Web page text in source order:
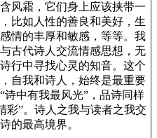
风霜，它们身上应该挟带一
比如人性的善良和美好，生
情的丰厚和敏感，等等。我
古代诗人交流情感思想，无
行中寻找心灵的知音。这个
自我和诗人，始终是最重要
诗中有我最风光”，品诗同样
彩”。诗人之我与读者之我交
的最高境界。